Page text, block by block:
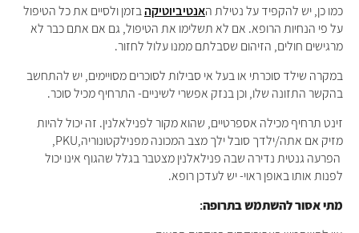
כמו כן, יש להקפיד על נטילת האנטיביוטיקהבזמן ולסיים את כל הטיפול
על פי הנחיות הרופא. אם לא תשלימו את הטיפול, גם אם אתם כבר לא
מרגישים חולים, הזיהום שסבלתם ממנו עלול לחזור.
במקרה שילד סוכרתי או בעל אי סבילות לסוכרים מסויימים, יש להתחשב
בהקשר התזונה שלו, וכן בנזק אפשרי לשיניים- התרחיף מכיל סוכר.
זינט תרחיף מכילה אספרטיים, שהוא מקור לפנילאלנין. זה יכול להיות
מזיק אם אתה/ילדך סובל ילך מצב המכונה מפנילקטונוריה,PKU,
הפרעה גנטית נדירה שבה פנילאלנין מצטבר בגלל שהגוף אינו יכול
לפנות אותו באופן ראוי- יש לעדכן רופא.
מתי אסור להשתמש בתרופה: